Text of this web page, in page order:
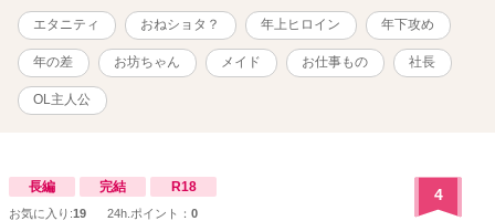
エタニティ おねショタ？ 年上ヒロイン 年下攻め
年の差 お坊ちゃん メイド お仕事もの 社長
OL主人公
長編 完結 R18
お気に入り:19 24h.ポイント： 0
4